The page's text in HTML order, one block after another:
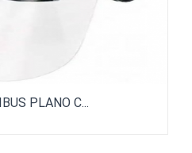
PLANO C...